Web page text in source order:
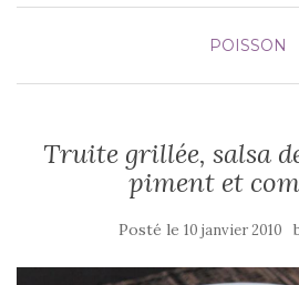
POISSON
Truite grillée, salsa
piment et
Posté le 10 janvier 2010